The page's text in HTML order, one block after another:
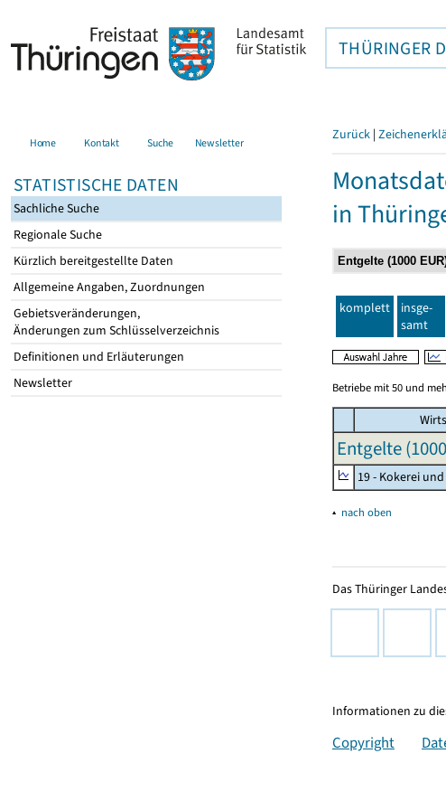
THÜRINGER
Home Kontakt Suche Newsletter
STATISTISCHE DATEN
Sachliche Suche
Regionale Suche
Kürzlich bereitgestellte Daten
Allgemeine Angaben, Zuordnungen
Gebietsveränderungen,
Änderungen zum Schlüsselverzeichnis
Definitionen und Erläuterungen
Newsletter
Zurück |
in
komplett
insge-
samt
Betriebe mit 50 und
Entgelte (
19 - Kokerei
▴ nach oben
Das Thüringer
Informationen zu
Copyright